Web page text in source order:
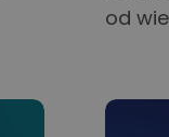
od